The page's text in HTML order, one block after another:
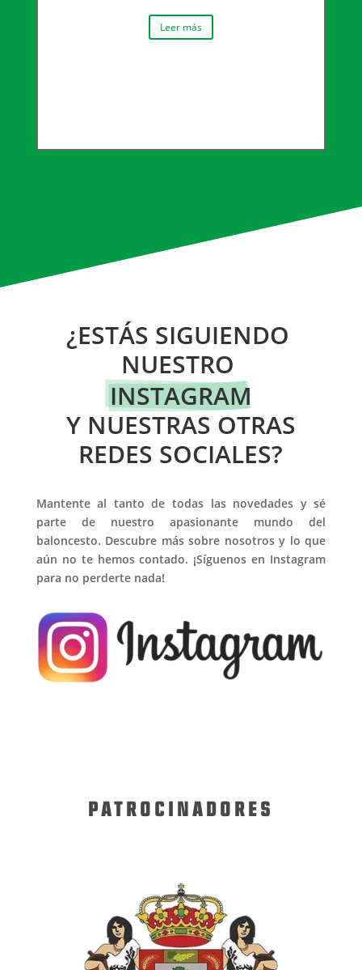
Leer más
¿ESTÁS SIGUIENDO
NUESTRO
INSTAGRAM
REDES SOCIALES?
Mantente al tanto de todas las novedades y sé
parte de nuestro apasionante mundo del
baloncesto. Descubre más sobre nosotros y lo que
aún no te hemos contado. ¡Síguenos en Instagram
para no perderte nada!
PATROCINADORES